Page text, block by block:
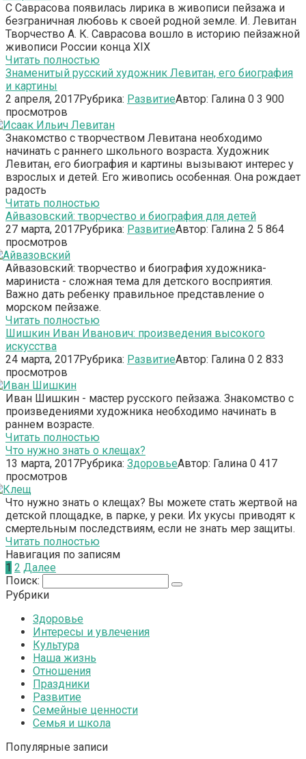
С Саврасова появилась лирика в живописи пейзажа и
безграничная любовь к своей родной земле. И. Левитан
Творчество А. К. Саврасова вошло в историю пейзажной
живописи России конца XIX
Читать полностью
Знаменитый русский художник Левитан, его биография
и картины
2 апреля, 2017Рубрика: РазвитиеАвтор: Галина 0 3 900
просмотров
Знакомство с творчеством Левитана необходимо
начинать с раннего школьного возраста. Художник
Левитан, его биография и картины вызывают интерес у
взрослых и детей. Его живопись особенная. Она рождает
радость
Читать полностью
Айвазовский: творчество и биография для детей
27 марта, 2017Рубрика: РазвитиеАвтор: Галина 2 5 864
просмотров
Айвазовский: творчество и биография художника-
мариниста - сложная тема для детского восприятия.
Важно дать ребенку правильное представление о
морском пейзаже.
Читать полностью
Шишкин Иван Иванович: произведения высокого
искусства
24 марта, 2017Рубрика: РазвитиеАвтор: Галина 0 2 833
просмотров
Иван Шишкин - мастер русского пейзажа. Знакомство с
произведениями художника необходимо начинать в
раннем возрасте.
Читать полностью
Что нужно знать о клещах?
13 марта, 2017Рубрика: ЗдоровьеАвтор: Галина 0 417
просмотров
Что нужно знать о клещах? Вы можете стать жертвой на
детской площадке, в парке, у реки. Их укусы приводят к
смертельным последствиям, если не знать мер защиты.
Читать полностью
Навигация по записям
1 2 Далее
Поиск:
Рубрики
Здоровье
Интересы и увлечения
Культура
Наша жизнь
Отношения
Праздники
Развитие
Семейные ценности
Семья и школа
Популярные записи